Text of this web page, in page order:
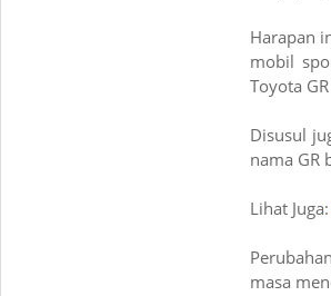
Harapan
mobil
Toyota
Disusul
nama GR
Lihat Juga:
masa